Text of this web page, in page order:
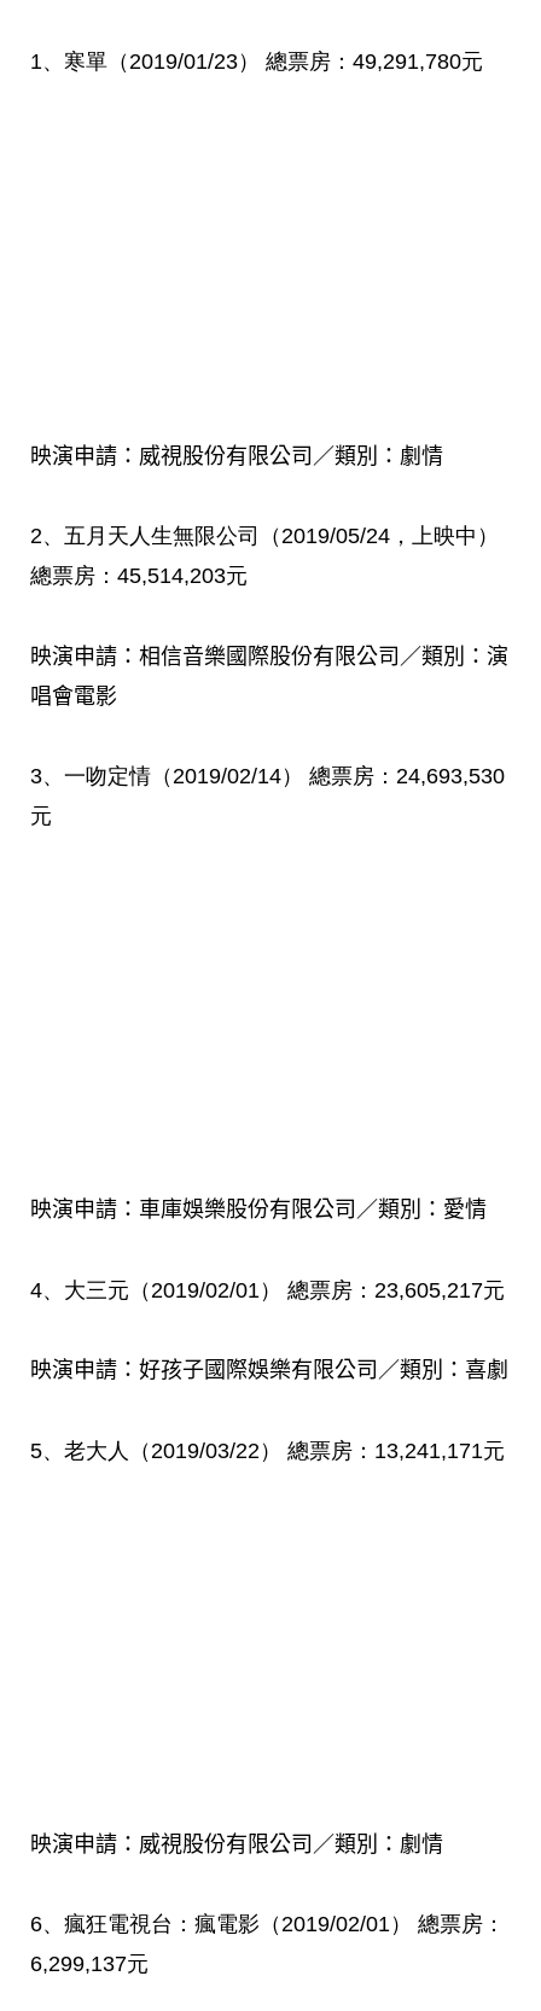
1、寒單（2019/01/23） 總票房： 49,291,780元
映演申請：威視股份有限公司／類別：劇情
2、五月天人生無限公司（2019/05/24 ， 上映中 ）
總票房： 45,514,203元
映演申請：相信音樂國際股份有限公司／類別：演
唱會電影
3、一吻定情（ 2019/02/14） 總票房： 24,693,530
元
映演申請：車庫娛樂股份有限公司／類別：愛情
4、大三元（ 2019/02/01 ） 總票房： 23,605,217元
映演申請：好孩子國際娛樂有限公司／類別：喜劇
5、老大人（ 2019/03/22 ） 總票房： 13,241,171元
映演申請：威視股份有限公司／類別：劇情
6、瘋狂電視台：瘋電影（2019/02/01）
總票房：
6,299,137元